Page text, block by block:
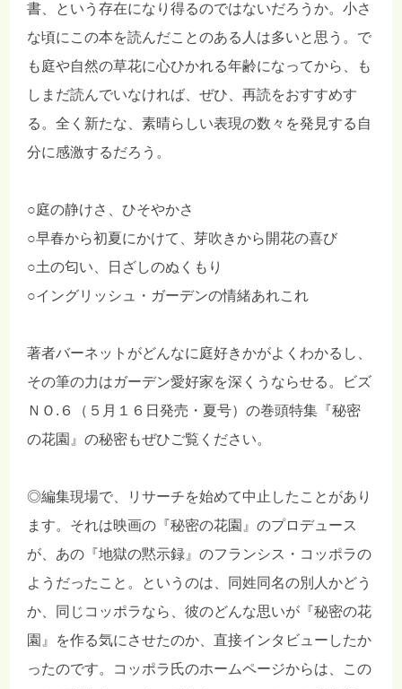
書、という存在になり得るのではないだろうか。小さ
な頃にこの本を読んだことのある人は多いと思う。で
も庭や自然の草花に心ひかれる年齢になってから、も
しまだ読んでいなければ、ぜひ、再読をおすすめす
る。全く新たな、素晴らしい表現の数々を発見する自
分に感激するだろう。
○庭の静けさ、ひそやかさ
○早春から初夏にかけて、芽吹きから開花の喜び
○土の匂い、日ざしのぬくもり
○イングリッシュ・ガーデンの情緒あれこれ
著者バーネットがどんなに庭好きかがよくわかるし、
その筆の力はガーデン愛好家を深くうならせる。ビズ
ＮＯ.６（５月１６日発売・夏号）の巻頭特集『秘密
の花園』の秘密もぜひご覧ください。
◎編集現場で、リサーチを始めて中止したことがあり
ます。それは映画の『秘密の花園』のプロデュース
が、あの『地獄の黙示録』のフランシス・コッポラの
ようだったこと。というのは、同姓同名の別人かどう
か、同じコッポラなら、彼のどんな思いが『秘密の花
園』を作る気にさせたのか、直接インタビューしたか
ったのです。コッポラ氏のホームページからは、この